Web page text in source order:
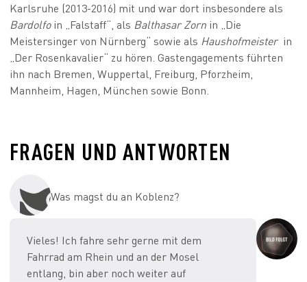
Karlsruhe (2013-2016) mit und war dort insbesondere als
Bardolfoin „Falstaff“, als Balthasar Zorn in „Die
Meistersinger von Nürnberg“ sowie als Haushofmeisterin
„Der Rosenkavalier“ zu hören. Gastengagements führten
ihn nach Bremen, Wuppertal, Freiburg, Pforzheim,
Mannheim, Hagen, München sowie Bonn.
FRAGEN UND ANTWORTEN
Was magst du an Koblenz?
Vieles! Ich fahre sehr gerne mit dem
Fahrrad am Rhein und an der Mosel
entlang, bin aber noch weiter auf